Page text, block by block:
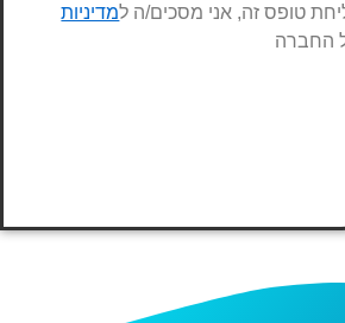
טופס זה, אני מסכים/ה למדיניות
החברה